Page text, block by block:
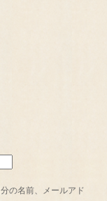
の名前、メールアド